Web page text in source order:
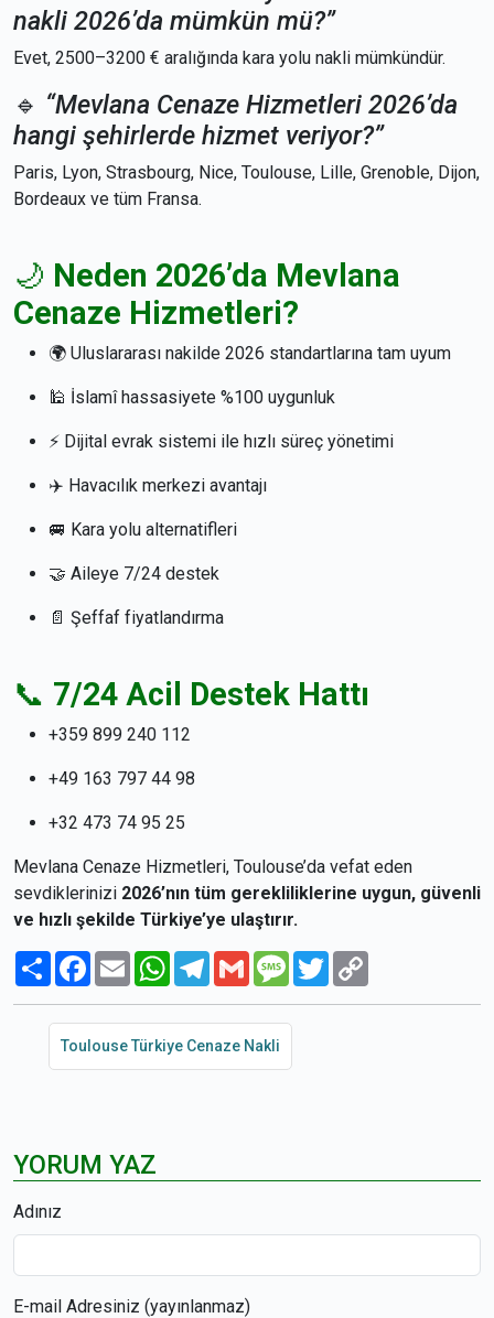
nakli 2026’da mümkün mü?”
Evet, 2500–3200 € aralığında kara yolu nakli mümkündür.
🔹 “Mevlana Cenaze Hizmetleri 2026’da
hangi şehirlerde hizmet veriyor?”
Paris, Lyon, Strasbourg, Nice, Toulouse, Lille, Grenoble, Dijon,
Bordeaux ve tüm Fransa.
🌙 Neden 2026’da Mevlana
Cenaze Hizmetleri?
🌍 Uluslararası nakilde 2026 standartlarına tam uyum
🕌 İslamî hassasiyete %100 uygunluk
⚡ Dijital evrak sistemi ile hızlı süreç yönetimi
✈️ Havacılık merkezi avantajı
🚐 Kara yolu alternatifleri
🤝 Aileye 7/24 destek
📄 Şeffaf fiyatlandırma
📞 7/24 Acil Destek Hattı
+359 899 240 112
+49 163 797 44 98
+32 473 74 95 25
Mevlana Cenaze Hizmetleri, Toulouse’da vefat eden
sevdiklerinizi 2026’nın tüm gerekliliklerine uygun, güvenli
ve hızlı şekilde Türkiye’ye ulaştırır.
PaylaşFacebook
Email WhatsAppTelegram
Gmail Message
Twitter
Toulouse Türkiye Cenaze Nakli
YORUM YAZ
Adınız
E-mail Adresiniz (yayınlanmaz)